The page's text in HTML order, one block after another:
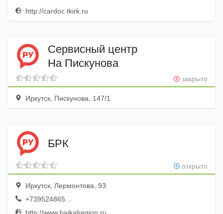
http://cardoc.tkirk.ru
Сервисный центр
На Пискунова
закрыто
Иркутск, Пискунова, 147/1
БРК
открыто
Иркутск, Лермонтова, 93
+739524865...